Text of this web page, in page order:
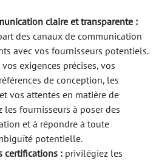
claire et transparente :
des canaux de communication
avec vos fournisseurs potentiels.
exigences précises, vos
de conception, les
vos attentes en matière de
les fournisseurs à poser des
et à répondre à toute
potentielle.
certifications : privilégiez les